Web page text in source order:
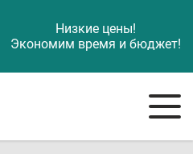
Низкие цены!
Экономим время и бюджет!